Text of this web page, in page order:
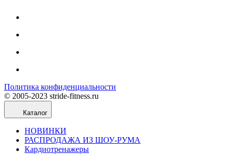
Политика конфиденциальности
© 2005-2023 stride-fitness.ru
Каталог
НОВИНКИ
РАСПРОДАЖА ИЗ ШОУ-РУМА
Кардиотренажеры